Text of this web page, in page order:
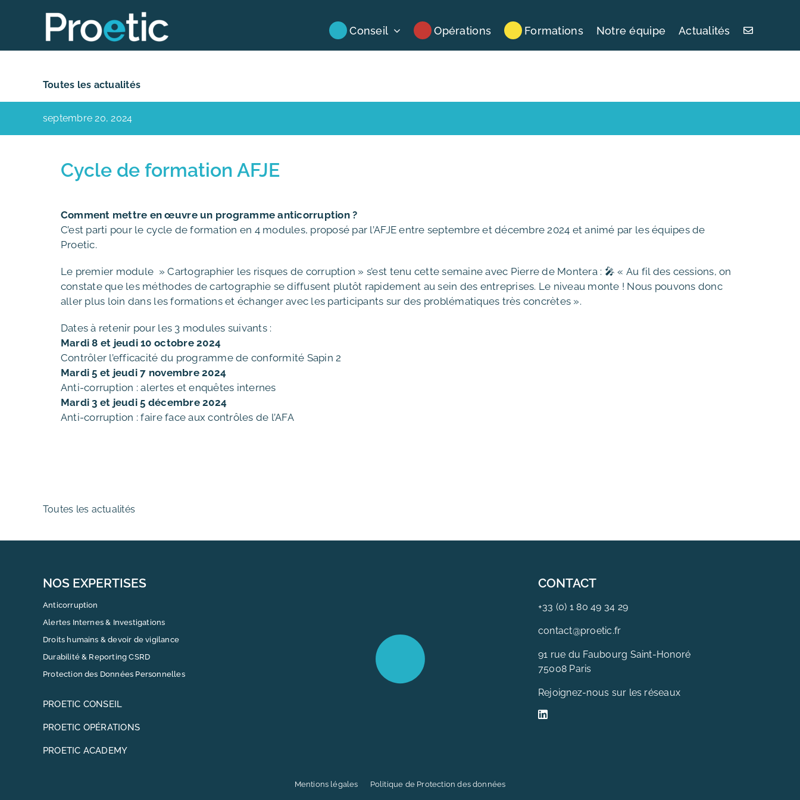
Conseil Opérations Formations Notre équipe Actualités
Toutes les actualités
septembre 20, 2024
Cycle de formation AFJE
Comment mettre en œuvre un programme anticorruption ?
C’est parti pour le cycle de formation en 4 modules, proposé par l’AFJE entre septembre et décembre 2024 et animé par les équipes de
Proetic.
Le premier module » Cartographier les risques de corruption » s’est tenu cette semaine avec Pierre de Montera : 🎤 « Au fil des cessions, on
constate que les méthodes de cartographie se diffusent plutôt rapidement au sein des entreprises. Le niveau monte ! Nous pouvons donc
aller plus loin dans les formations et échanger avec les participants sur des problématiques très concrètes ».
Dates à retenir pour les 3 modules suivants :
Mardi 8 et jeudi 10 octobre 2024
Contrôler l’efficacité du programme de conformité Sapin 2
Mardi 5 et jeudi 7 novembre 2024
Anti-corruption : alertes et enquêtes internes
Mardi 3 et jeudi 5 décembre 2024
Anti-corruption : faire face aux contrôles de l’AFA
Toutes les actualités
NOS EXPERTISES
Anticorruption
Alertes Internes & Investigations
Droits humains & devoir de vigilance
Durabilité & Reporting CSRD
Protection des Données Personnelles
PROETIC CONSEIL
PROETIC OPÉRATIONS
PROETIC ACADEMY
CONTACT
+33 (0) 1 80 49 34 29
contact@proetic.fr
91 rue du Faubourg Saint-Honoré
75008 Paris
Rejoignez-nous sur les réseaux
Mentions légales Politique de Protection des données